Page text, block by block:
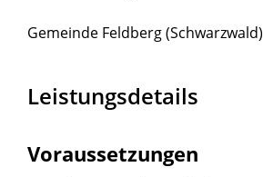
Gemeinde Feldberg (Schwarzwald)
Leistungsdetails
Voraussetzungen